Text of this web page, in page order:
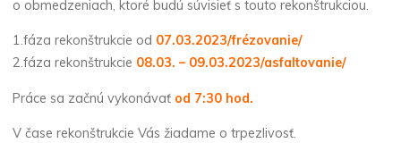
o obmedzeniach, ktoré budú súvisieť s touto rekonštrukciou.
1.fáza rekonštrukcie od 07.03.2023/frézovanie/
2.fáza rekonštrukcie 08.03. – 09.03.2023/asfaltovanie/
Práce sa začnú vykonávať od 7:30 hod.
V čase rekonštrukcie Vás žiadame o trpezlivosť.